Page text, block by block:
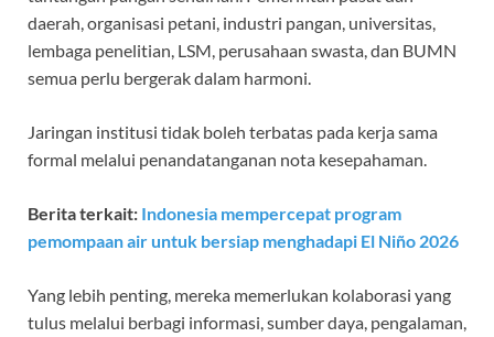
daerah, organisasi petani, industri pangan, universitas,
lembaga penelitian, LSM, perusahaan swasta, dan BUMN
semua perlu bergerak dalam harmoni.
Jaringan institusi tidak boleh terbatas pada kerja sama
formal melalui penandatanganan nota kesepahaman.
Berita terkait: Indonesia mempercepat program
pemompaan air untuk bersiap menghadapi El Niño 2026
Yang lebih penting, mereka memerlukan kolaborasi yang
tulus melalui berbagi informasi, sumber daya, pengalaman,